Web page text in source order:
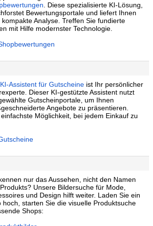
. Diese spezialisierte KI-Lösung,
Bewertungsportale und liefert Ihnen
kompakte Analyse. Treffen Sie fundierte
mit Hilfe modernster Technologie.
KI-Assistent für Gutscheine ist Ihr persönlicher
Dieser KI-gestützte Assistent nutzt
Gutscheinportale, um Ihnen
Angebote zu präsentieren.
Möglichkeit, bei jedem Einkauf zu
nur das Aussehen, nicht den Namen
Unsere Bildersuche für Mode,
und Design hilft weiter. Laden Sie ein
hoch, starten Sie die visuelle Produktsuche
Shops: